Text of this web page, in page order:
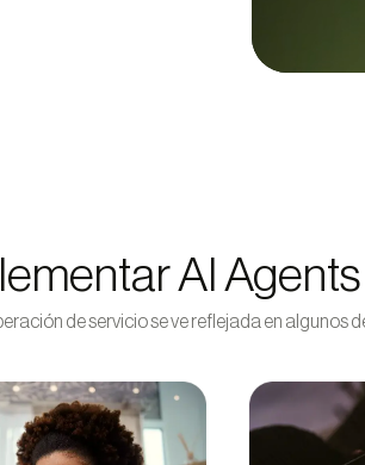
AI
de servicio se ve reflejada en algunos